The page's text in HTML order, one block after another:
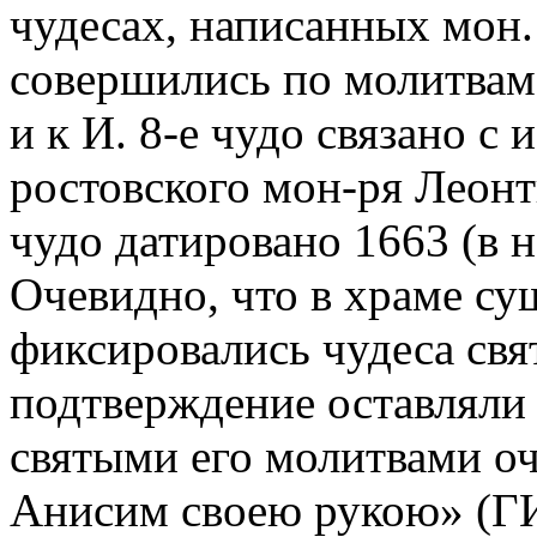
чудесах, написанных
совершились по
и к И. 8-е чудо связано с
ростовского мон-ря
чудо датировано 1663 (в
Очевидно, что в храме
фиксировались чудеса
подтверждение
святыми его молитвами
Анисим своею рукою»